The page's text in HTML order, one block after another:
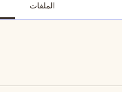
الملفات